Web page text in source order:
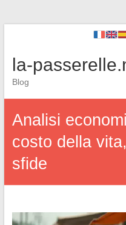
la-
Blog
Analisi
costo della
sfide